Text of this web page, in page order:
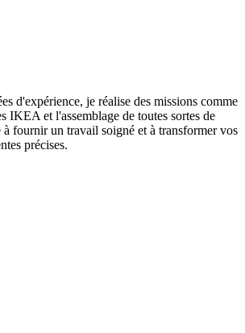
d'expérience, je réalise des missions comme
IKEA et l'assemblage de toutes sortes de
à fournir un travail soigné et à transformer vos
précises.